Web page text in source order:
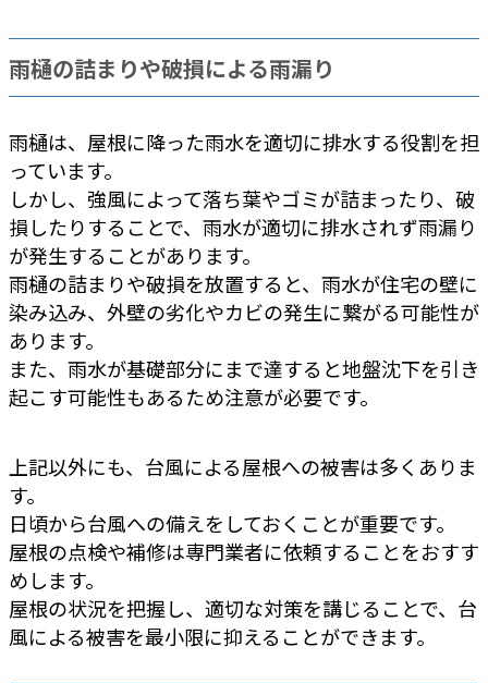
雨樋の詰まりや破損による雨漏り
雨樋は、屋根に降った雨水を適切に排水する役割を担
っています。
しかし、強風によって落ち葉やゴミが詰まったり、破
損したりすることで、雨水が適切に排水されず雨漏り
が発生することがあります。
雨樋の詰まりや破損を放置すると、雨水が住宅の壁に
染み込み、外壁の劣化やカビの発生に繋がる可能性が
あります。
また、雨水が基礎部分にまで達すると地盤沈下を引き
起こす可能性もあるため注意が必要です。
上記以外にも、台風による屋根への被害は多くありま
す。
日頃から台風への備えをしておくことが重要です。
屋根の点検や補修は専門業者に依頼することをおすす
めします。
屋根の状況を把握し、適切な対策を講じることで、台
風による被害を最小限に抑えることができます。